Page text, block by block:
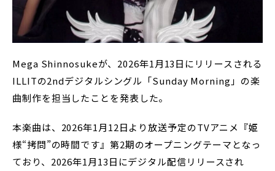
Mega Shinnosukeが、2026年1月13日にリリースされる
ILLITの2ndデジタルシングル「Sunday Morning」の楽
曲制作を担当したことを発表した。
本楽曲は、2026年1月12日より放送予定のTVアニメ『姫
様“拷問”の時間です』第2期のオープニングテーマとなっ
ており、2026年1月13日にデジタル配信リリースされ